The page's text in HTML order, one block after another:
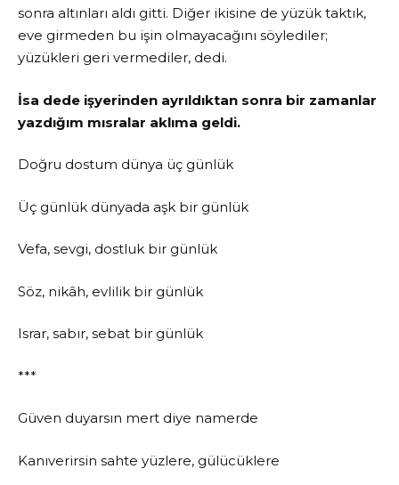
sonra altınları aldı gitti. Diğer ikisine de yüzük taktık,
eve girmeden bu işin olmayacağını söylediler;
yüzükleri geri vermediler, dedi.
İsa dede işyerinden ayrıldıktan sonra bir zamanlar
yazdığım mısralar aklıma geldi.
Doğru dostum dünya üç günlük
Üç günlük dünyada aşk bir günlük
Vefa, sevgi, dostluk bir günlük
Söz, nikâh, evlilik bir günlük
Israr, sabır, sebat bir günlük
***
Güven duyarsın mert diye namerde
Kanıverirsin sahte yüzlere, gülücüklere